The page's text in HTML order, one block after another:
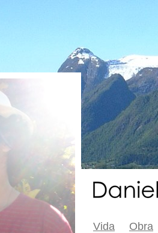
Vida Obra